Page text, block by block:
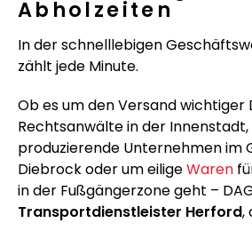
Abholzeiten
In der schnelllebigen
zählt jede Minute.
Ob es um den Versand
Rechtsanwälte in der
produzierende Unternehmen im
Diebrock oder um eiligeWaren
in der Fußgängerzone geht –
Transportdienstleister Herford,